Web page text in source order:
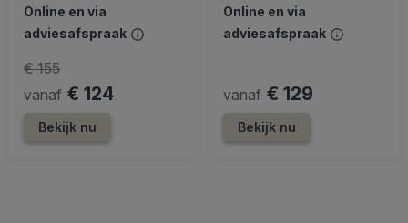
Online en via
adviesafspraak
vanaf € 124
€ 155
Bekijk nu
Online en via
adviesafspraak
vanaf € 129
Bekijk nu